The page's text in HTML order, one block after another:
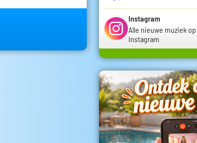
Instagram
Alle nieuwe muziek op
Instagram